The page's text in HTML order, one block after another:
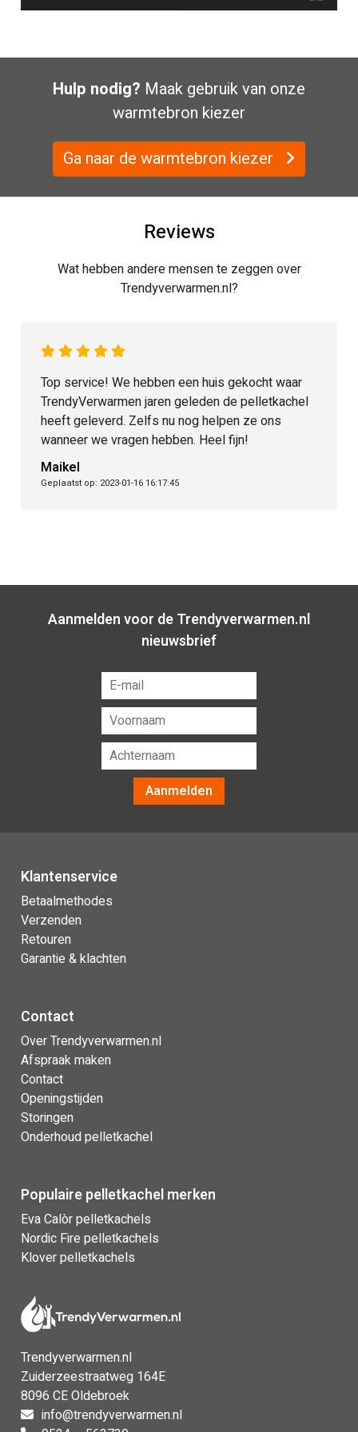
Pellet verbruik
0.7 – 1.76 kg / per uur
(min - max)
Automatische reiniging
Ja – Brander 1x per week schoonmaak
Hulp nodig? Maak gebruik van onze
warmtebron kiezer
Ga naar de warmtebron kiezer
Reviews
Wat hebben andere mensen te zeggen over
Trendyverwarmen.nl?
Top service! We hebben een huis gekocht waar
TrendyVerwarmen jaren geleden de pelletkachel
heeft geleverd. Zelfs nu nog helpen ze ons
wanneer we vragen hebben. Heel fijn!
Maikel
Geplaatst op: 2023-01-16 16:17:45
Aanmelden voor de Trendyverwarmen.nl
nieuwsbrief
Aanmelden
Klantenservice
Betaalmethodes
Verzenden
Retouren
Garantie & klachten
Contact
Over Trendyverwarmen.nl
Afspraak maken
Contact
Openingstijden
Storingen
Onderhoud pelletkachel
Populaire pelletkachel merken
Eva Calòr pelletkachels
Nordic Fire pelletkachels
Klover pelletkachels
Trendyverwarmen.nl
Zuiderzeestraatweg 164E
8096 CE Oldebroek
info@trendyverwarmen.nl